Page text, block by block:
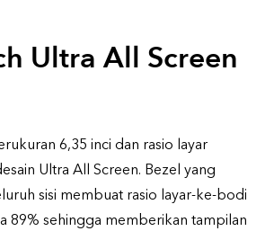
Ultra All Screen
6,35 inci dan rasio layar
Ultra All Screen. Bezel yang
sisi membuat rasio layar-ke-bodi
89% sehingga memberikan tampilan